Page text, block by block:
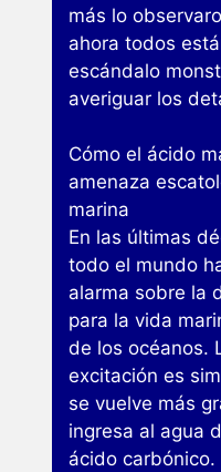
más lo
ahora todos
escándalo
averiguar los
Cómo el ácido
amenaza
marina
En las últimas
todo el mundo
alarma sobre la
para la vida
de los océanos.
excitación es
se vuelve más
ingresa al agua
ácido carbónico.